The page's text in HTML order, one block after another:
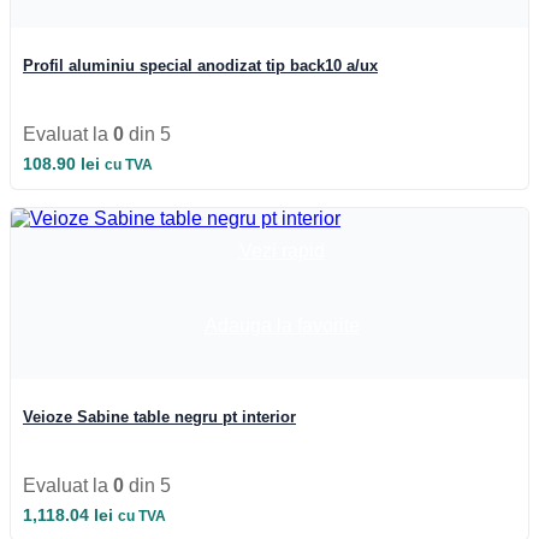
Iluminat stradal
Module LED
Automatizari si Smart
Profil aluminiu special anodizat tip back10 a/ux
Evaluat la 0 din 5
108.90 lei cu TVA
Veioze Sabine table negru pt interior
Evaluat la 0 din 5
1,118.04 lei cu TVA